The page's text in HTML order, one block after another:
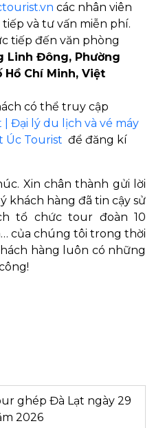
các nhân viên
và tư vấn miễn phí.
tiếp đến văn phòng
Linh Đông, Phường
Hồ Chí Minh, Việt
có thể truy cập
| Đại lý du lịch và vé máy
Úc Tourist để đăng kí
Xin chân thành gửi lời
khách hàng đã tin cậy sử
tổ chức tour đoàn 10
của chúng tôi trong thời
hàng luôn có những
ghép Đà Lạt ngày 29
2026